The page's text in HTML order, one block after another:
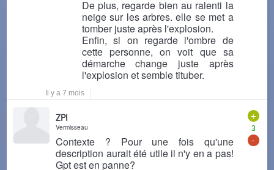
De plus, regarde bien au ralenti la
neige sur les arbres. elle se met a
tomber juste après l'explosion.
Enfin, si on regarde l'ombre de
cette personne, on voit que sa
démarche change juste après
l'explosion et semble tituber.
Il y a 7 mois
+
3
-
ZPI
Vermisseau
Contexte ? Pour une fois qu'une
description aurait été utile il n'y en a pas!
Gpt est en panne?